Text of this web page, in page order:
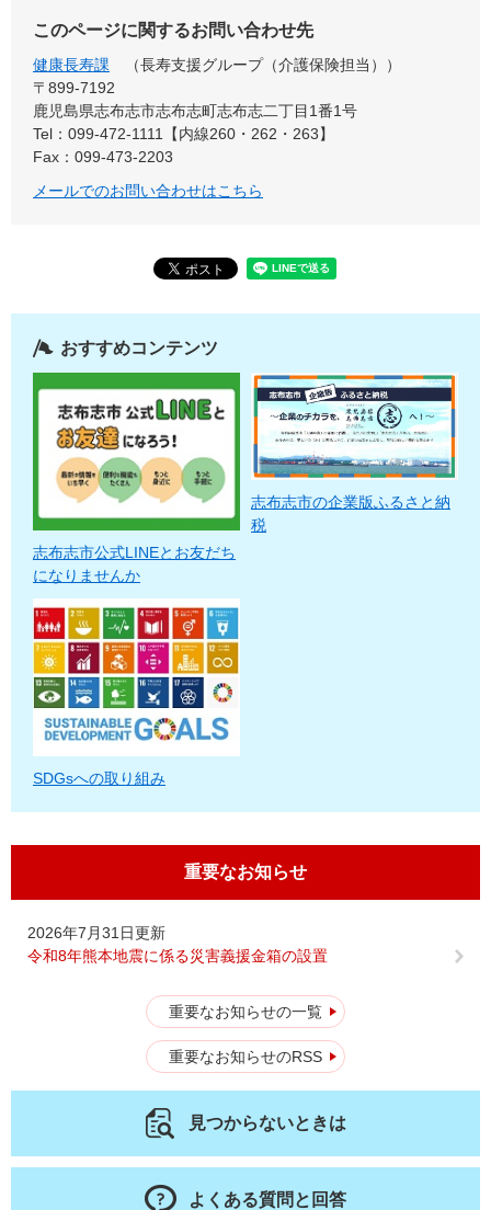
このページに関するお問い合わせ先
健康長寿課
長寿支援グループ（介護保険担当）
〒899-7192
鹿児島県志布志市志布志町志布志二丁目1番1号
Tel：099-472-1111【内線260・262・263】
Fax：099-473-2203
メールでのお問い合わせはこちら
おすすめコンテンツ
志布志市公式LINEとお友だち
になりませんか
志布志市の企業版ふるさと納
税
SDGsへの取り組み
重要なお知らせ
2026年7月31日更新
令和8年熊本地震に係る災害義援金箱の設置
重要なお知らせの一覧
重要なお知らせのRSS
見つからないときは
よくある質問と回答